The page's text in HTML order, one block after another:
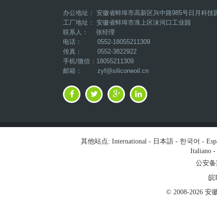
办公地址： 安徽省蚌埠市高新区兴中路985号日月科技
工厂地址： 安徽省蚌埠市淮上区沫河口工业园
联系人： 张经理
电话： 0552-18055211309
传真： 0552-3822922
手机/微信：18055211309
邮箱： zyf@siliconeoil.cn
其他站点: International- 日本語- 한국어 -
Italiano-
公安备
皖
© 2008-2026 安